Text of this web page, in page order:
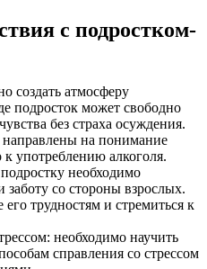
с подростком-
создать атмосферу
подросток может свободно
без страха осуждения.
на понимание
употреблению алкоголя.
необходимо
заботу со стороны взрослых.
трудностям и стремиться к
необходимо научить
справления со стрессом